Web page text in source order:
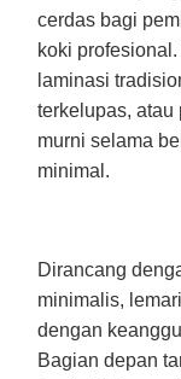
cerdas bagi
koki
laminasi
terkelupas, atau
murni selama
minimal.
Dirancang
minimalis,
dengan
Bagian depan